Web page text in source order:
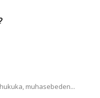
muhasebeden...